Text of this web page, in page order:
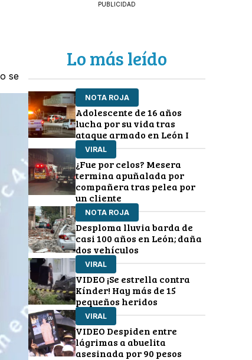
se
PUBLICIDAD
Lo más leído
NOTA ROJA
Adolescente de 16 años
lucha por su vida tras
ataque armado en León I
VIRAL
¿Fue por celos? Mesera
termina apuñalada por
compañera tras pelea por
un cliente
NOTA ROJA
Desploma lluvia barda de
casi 100 años en León; daña
dos vehículos
VIRAL
VIDEO ¡Se estrella contra
Kínder! Hay más de 15
pequeños heridos
VIRAL
VIDEO Despiden entre
lágrimas a abuelita
asesinada por 90 pesos